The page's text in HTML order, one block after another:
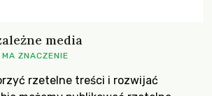
media
ZNACZENIE
rzetelne treści i rozwijać